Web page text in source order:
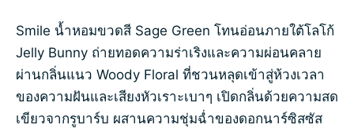
Smile น้ำหอมขวดสี Sage Green โทนอ่อนภายใต้โลโก้
Jelly Bunny ถ่ายทอดความร่าเริงและความผ่อนคลาย
ผ่านกลิ่นแนว Woody Floral ที่ชวนหลุดเข้าสู่ห้วงเวลา
ของความฝันและเสียงหัวเราะเบาๆ เปิดกลิ่นด้วยความสด
เขียวจากรูบาร์บ ผสานความชุ่มฉ่ำของดอกนาร์ซิสซัส